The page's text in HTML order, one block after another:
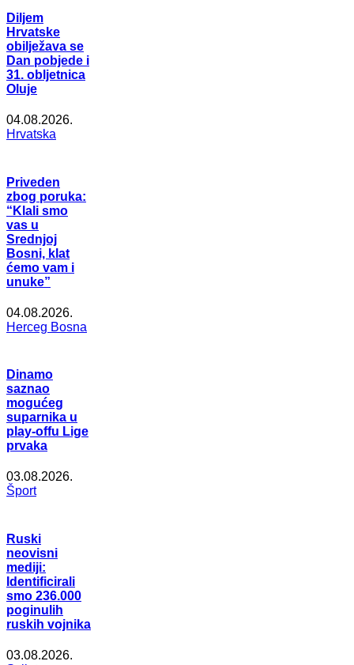
Diljem
Hrvatske
obilježava se
Dan pobjede i
31. obljetnica
Oluje
04.08.2026.
Hrvatska
Priveden
zbog poruka:
“Klali smo
vas u
Srednjoj
Bosni, klat
ćemo vam i
unuke”
04.08.2026.
Herceg Bosna
Dinamo
saznao
mogućeg
suparnika u
play-offu Lige
prvaka
03.08.2026.
Šport
Ruski
neovisni
mediji:
Identificirali
smo 236.000
poginulih
ruskih vojnika
03.08.2026.